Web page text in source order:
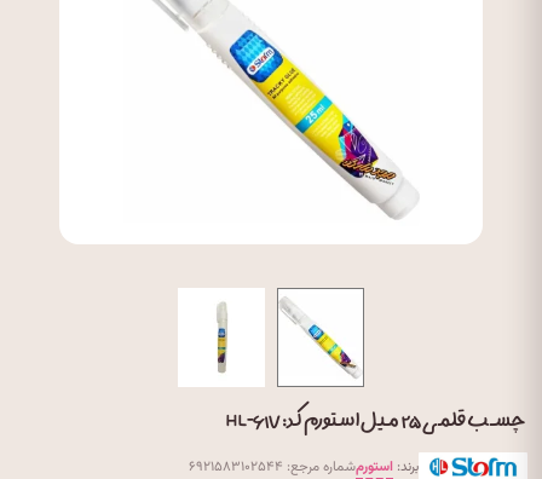
چسب قلمی ۲۵ میل استورم کد: HL-۶۱۷
برند: استورمشماره مرجع: ۶۹۲۱۵۸۳۱۰۲۵۴۴